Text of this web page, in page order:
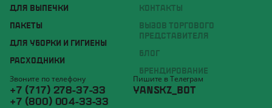
ДЛЯ ВЫПЕЧКИ
ПАКЕТЫ
ДЛЯ УБОРКИ И ГИГИЕНЫ
РАСХОДНИКИ
КОНТАКТЫ
ВЫЗОВ ТОРГОВОГО
ПРЕДСТАВИТЕЛЯ
БЛОГ
БРЕНДИРОВАНИЕ
Звоните по телефону
+7 (717) 278-37-33
+7 (800) 004-33-33
Пишите в Телеграм
YANSKZ_BOT